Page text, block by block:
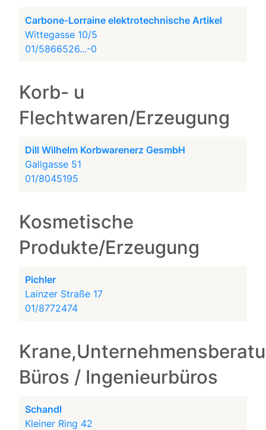
Carbone-Lorraine elektrotechnische Artikel
Wittegasse 10/5
01/5866526...-0
Korb- u
Flechtwaren/Erzeugung
Dill Wilhelm Korbwarenerz GesmbH
Gallgasse 51
01/8045195
Kosmetische
Produkte/Erzeugung
Pichler
Lainzer Straße 17
01/8772474
Büros / Ingenieurbüros
Schandl
Kleiner Ring 42